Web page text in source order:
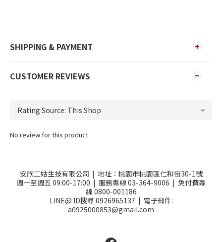
SHIPPING & PAYMENT
CUSTOMER REVIEWS
No review for this product
安欣二姑生技有限公司 | 地址： 桃園市桃園區仁和街30-1號
週一至週五 09:00-17:00 | 服務專線 03-364-9006 | 免付費專
線 0800-001186
LINE@ ID搜尋 0926965137 | 電子郵件:
a0925000853@gmail.com